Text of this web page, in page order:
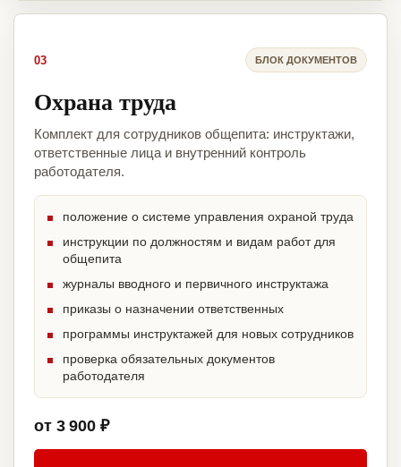
03 БЛОК ДОКУМЕНТОВ
Охрана труда
Комплект для сотрудников общепита: инструктажи,
ответственные лица и внутренний контроль
работодателя.
положение о системе управления охраной труда
инструкции по должностям и видам работ для
общепита
журналы вводного и первичного инструктажа
приказы о назначении ответственных
программы инструктажей для новых сотрудников
проверка обязательных документов
работодателя
от 3 900 ₽